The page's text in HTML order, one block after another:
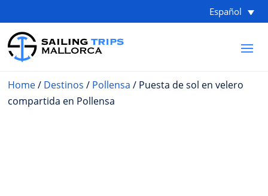
Español
Home/ Destinos / Pollensa / Puesta de sol en velero
compartida en Pollensa